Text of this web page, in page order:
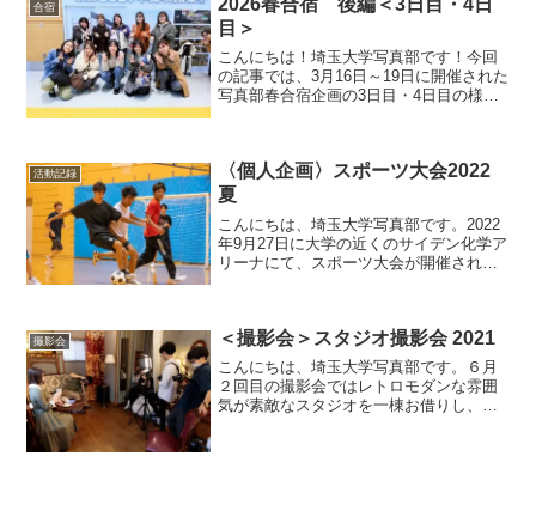
「埼玉大学写真部...
合宿
目＞
こんにちは！埼玉大学写真部です！今回
の記事では、3月16日～19日に開催された
写真部春合宿企画の3日目・4日目の様子
阿...
活動記録
〈個人企画〉スポーツ大会2022
夏
こんにちは、埼玉大学写真部です。2022
年9月27日に大学の近くのサイデン化学ア
リーナにて、スポーツ大会が開催されま
はバスケットボー...
撮影会 ＜撮影会＞スタジオ撮影会 2021
こんにちは、埼玉大学写真部です。６月
２回目の撮影会ではレトロモダンな雰囲
気が素敵なスタジオを一棟お借りし、ポ